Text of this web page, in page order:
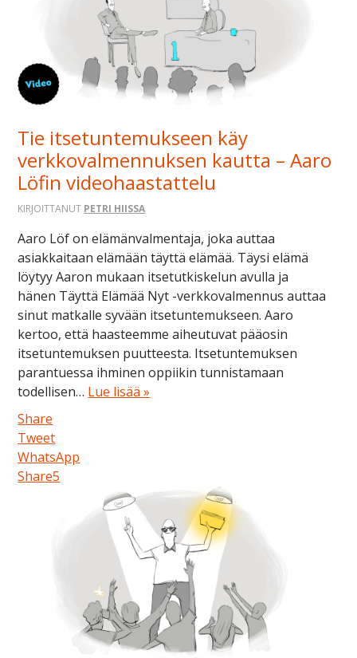
Tie itsetuntemukseen käy
verkkovalmennuksen kautta – Aaro
Löfin videohaastattelu
KIRJOITTANUT PETRI HIISSA
Aaro Löf on elämänvalmentaja, joka auttaa
asiakkaitaan elämään täyttä elämää. Täysi elämä
löytyy Aaron mukaan itsetutkiskelun avulla ja
hänen Täyttä Elämää Nyt -verkkovalmennus auttaa
sinut matkalle syvään itsetuntemukseen. Aaro
kertoo, että haasteemme aiheutuvat pääosin
itsetuntemuksen puutteesta. Itsetuntemuksen
parantuessa ihminen oppiikin tunnistamaan
todellisen… Lue lisää »
Share
Tweet
WhatsApp
Share5